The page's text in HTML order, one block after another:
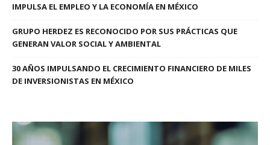
IMPULSA EL EMPLEO Y LA ECONOMÍA EN MÉXICO
GRUPO HERDEZ ES RECONOCIDO POR SUS PRÁCTICAS QUE
GENERAN VALOR SOCIAL Y AMBIENTAL
30 AÑOS IMPULSANDO EL CRECIMIENTO FINANCIERO DE MILES
DE INVERSIONISTAS EN MÉXICO